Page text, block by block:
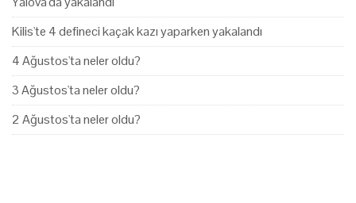
Kilis'te 4 defineci kaçak kazı yaparken yakalandı
4 Ağustos'ta neler oldu?
3 Ağustos'ta neler oldu?
2 Ağustos'ta neler oldu?